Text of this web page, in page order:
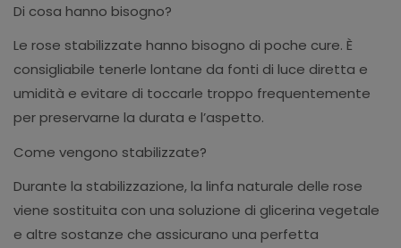
Di cosa hanno bisogno?
Le rose stabilizzate hanno bisogno di poche cure. È
consigliabile tenerle lontane da fonti di luce diretta e
umidità e evitare di toccarle troppo frequentemente
per preservarne la durata e l’aspetto.
Come vengono stabilizzate?
Durante la stabilizzazione, la linfa naturale delle rose
viene sostituita con una soluzione di glicerina vegetale
e altre sostanze che assicurano una perfetta